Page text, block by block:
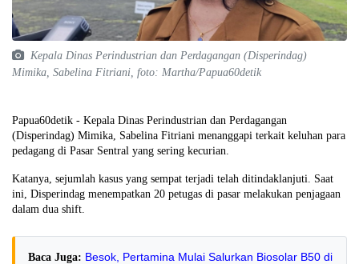
Kepala Dinas Perindustrian dan Perdagangan (Disperindag)
Mimika, Sabelina Fitriani, foto: Martha/Papua60detik
Papua60detik - Kepala Dinas Perindustrian dan Perdagangan
(Disperindag) Mimika, Sabelina Fitriani menanggapi terkait keluhan para
pedagang di Pasar Sentral yang sering kecurian.
Katanya, sejumlah kasus yang sempat terjadi telah ditindaklanjuti. Saat
ini, Disperindag menempatkan 20 petugas di pasar melakukan penjagaan
dalam dua shift.
Baca Juga: Besok, Pertamina Mulai Salurkan Biosolar B50 di